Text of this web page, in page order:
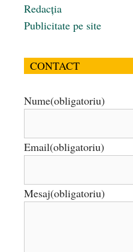
Redacția
Publicitate pe site
CONTACT
Nume(obligatoriu)
Email(obligatoriu)
Mesaj(obligatoriu)